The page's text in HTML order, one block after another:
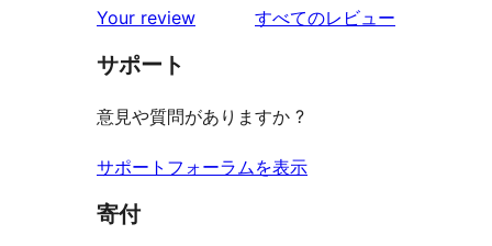
ー
ュ
ー
ビ
ュ
レ
ビ
ー
星
レ
ュ
ー
Your review すべてのレビュー
サポート
意見や質問がありますか ?
サポートフォーラムを表示
寄付